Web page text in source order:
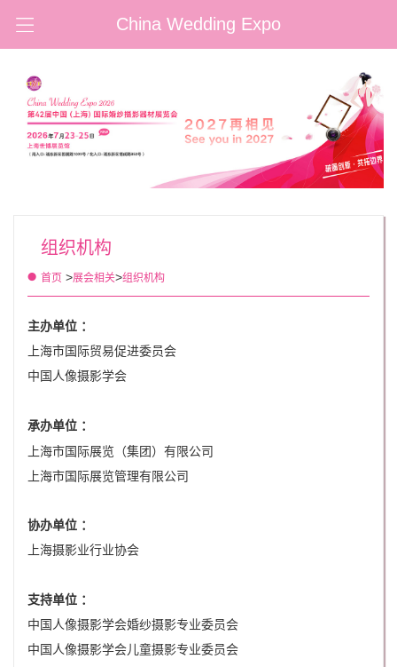
China Wedding Expo
组织机构
首页 >展会相关>组织机构
主办单位 ：
上海市国际贸易促进委员会
中国人像摄影学会
承办单位 ：
上海市国际展览（集团）有限公司
上海市国际展览管理有限公司
协办单位 ：
上海摄影业行业协会
支持单位 ：
中国人像摄影学会婚纱摄影专业委员会
中国人像摄影学会儿童摄影专业委员会